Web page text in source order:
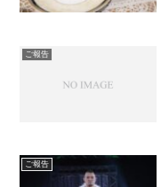
ご報告
ご報告